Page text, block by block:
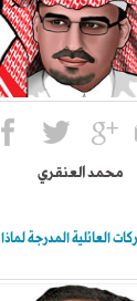
محمد العنقري
العائلية المدرجة لماذا